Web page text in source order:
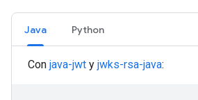
Java Python
Con java-jwt y jwks-rsa-java: